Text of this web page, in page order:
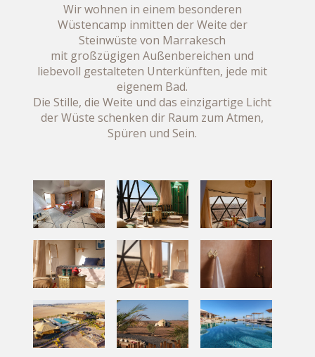
Wir wohnen in einem besonderen
Wüstencamp inmitten der Weite der
Steinwüste von Marrakesch
mit großzügigen Außenbereichen und
liebevoll gestalteten Unterkünften, jede mit
eigenem Bad.
Die Stille, die Weite und das einzigartige Licht
der Wüste schenken dir Raum zum Atmen,
Spüren und Sein.